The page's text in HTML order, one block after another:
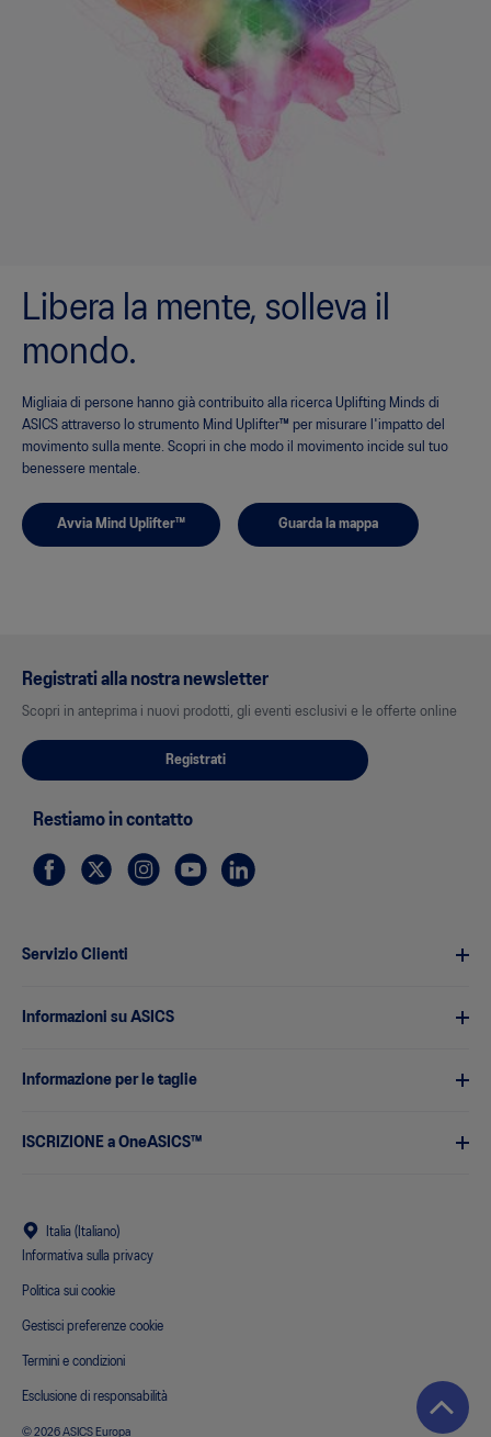
Libera la mente, solleva il
mondo.
Migliaia di persone hanno già contribuito alla ricerca Uplifting Minds di
ASICS attraverso lo strumento Mind Uplifter™ per misurare l'impatto del
movimento sulla mente. Scopri in che modo il movimento incide sul tuo
benessere mentale.
Avvia Mind Uplifter™ Guarda la mappa
Registrati alla nostra newsletter
Scopri in anteprima i nuovi prodotti, gli eventi esclusivi e le offerte online
Registrati
Restiamo in contatto
Servizio Clienti
Informazioni su ASICS
Informazione per le taglie
ISCRIZIONE a OneASICS™
Italia (Italiano)
Informativa sulla privacy
Politica sui cookie
Gestisci preferenze cookie
Termini e condizioni
Esclusione di responsabilità
© 2026 ASICS Europa